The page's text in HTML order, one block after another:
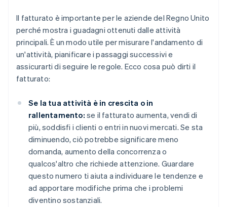
Il fatturato è importante per le aziende del Regno Unito
perché mostra i guadagni ottenuti dalle attività
principali. È un modo utile per misurare l'andamento di
un'attività, pianificare i passaggi successivi e
assicurarti di seguire le regole. Ecco cosa può dirti il
fatturato:
Se la tua attività è in crescita o in
rallentamento: se il fatturato aumenta, vendi di
più, soddisfi i clienti o entri in nuovi mercati. Se sta
diminuendo, ciò potrebbe significare meno
domanda, aumento della concorrenza o
qualcos'altro che richiede attenzione. Guardare
questo numero ti aiuta a individuare le tendenze e
ad apportare modifiche prima che i problemi
diventino sostanziali.